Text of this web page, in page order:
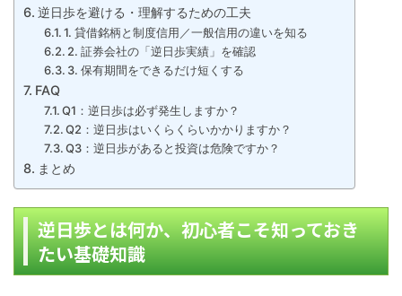
逆日歩を避ける・理解するための工夫
1. 貸借銘柄と制度信用／一般信用の違いを知る
2. 証券会社の「逆日歩実績」を確認
3. 保有期間をできるだけ短くする
FAQ
Q1：逆日歩は必ず発生しますか？
Q2：逆日歩はいくらくらいかかりますか？
Q3：逆日歩があると投資は危険ですか？
まとめ
逆日歩とは何か、初心者こそ知っておき
たい基礎知識